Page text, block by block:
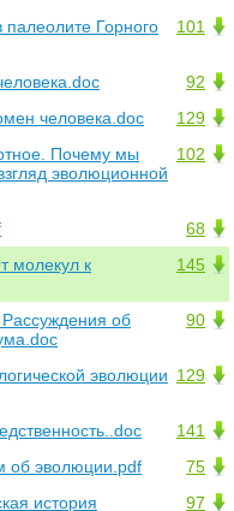
101
Горного
92
129
человека.doc
102
Почему мы
эволюционной
68
145
молекул к
90
об
129
эволюции
141
75
об эволюции.pdf
97
история